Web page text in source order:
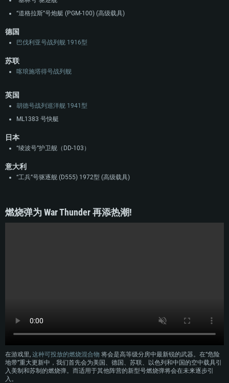
“道格拉斯”号炮艇 (PGM-100) (高级载具)
德国
巴伐利亚号战列舰 1916型
苏联
喀琅施塔得号战列舰
英国
胡德号战列巡洋舰 1941型
ML1383 号快艇
日本
“绫波号”护卫舰（DD-103）
意大利
“工兵”号驱逐舰 (D555) 1972型 (高级载具)
燃烧弹为 War Thunder 再添热潮!
在游戏里, 这种可投放的燃烧混合物 将会是高等级分房中最新锐的武器。在“危险
地带”重大更新中，我们首先会为美国、德国、苏联、以色列和中国的空中载具引
入美制和苏制的燃烧弹。而适用于其他阵营的新型号燃烧弹将会在未来逐步引
入。